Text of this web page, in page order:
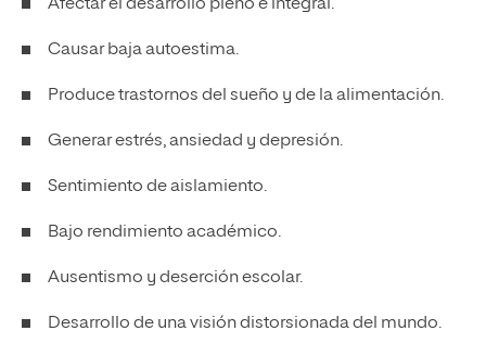
Afectar el desarrollo pleno e integral.
Causar baja autoestima.
Produce trastornos del sueño y de la alimentación.
Generar estrés, ansiedad y depresión.
Sentimiento de aislamiento.
Bajo rendimiento académico.
Ausentismo y deserción escolar.
Desarrollo de una visión distorsionada del mundo.